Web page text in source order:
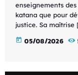
enseignements
katana que pour
justice. Sa maîtrise
today 05/08/2026